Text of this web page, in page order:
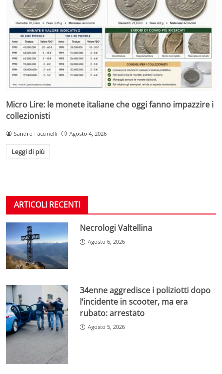
Micro Lire: le monete italiane che oggi fanno impazzire i
collezionisti
Sandro Faccinelli Agosto 4, 2026
Leggi di più
ARTICOLI RECENTI
Necrologi Valtellina
Agosto 6, 2026
34enne aggredisce i poliziotti dopo
l’incidente in scooter, ma era
rubato: arrestato
Agosto 5, 2026